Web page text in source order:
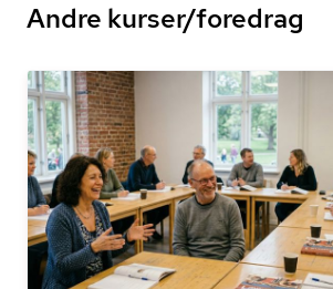
Andre kurser/foredrag